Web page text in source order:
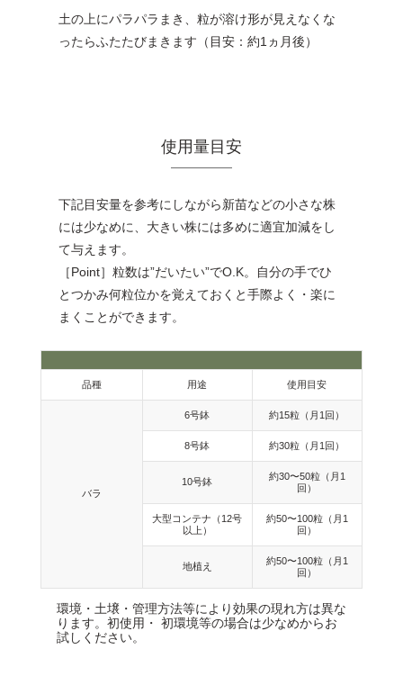
土の上にパラパラまき、粒が溶け形が見えなくな
ったらふたたびまきます（目安：約1ヵ月後）
使用量目安
下記目安量を参考にしながら新苗などの小さな株
には少なめに、大きい株には多めに適宜加減をし
て与えます。
［Point］粒数は”だいたい”でO.K。自分の手でひ
とつかみ何粒位かを覚えておくと手際よく・楽に
まくことができます。
品種 用途 使用目安
バラ
6号鉢 約15粒（月1回）
8号鉢 約30粒（月1回）
10号鉢
約30〜50粒（月1
回）
大型コンテナ（12号
以上）
約50〜100粒（月1
回）
地植え
約50〜100粒（月1
回）
環境・土壌・管理方法等により効果の現れ方は異な
ります。初使用・ 初環境等の場合は少なめからお
試しください。